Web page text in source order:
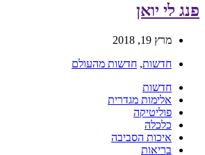
פנג לי יואן
מרץ 19, 2018
חדשות, חדשות מהעולם
חדשות
אלימות מגדרית
פוליטיקה
כלכלה
איכות הסביבה
בריאות